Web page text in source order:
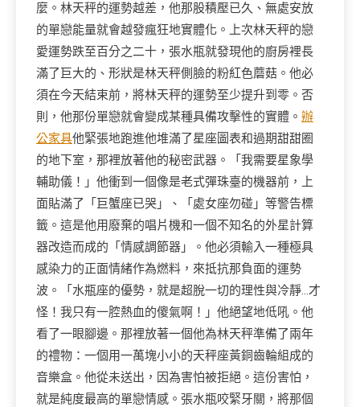
麼。林天秤的運勢越差，他那股積壓已久、無處安放
的單戀能量就會越發瘋狂地實體化。上次林天秤的戀
愛運勢跌至百分之二十，張水瓶就發現他的廚房裡長
滿了巨大的、形狀是林天秤側臉的粉紅色蘑菇。他必
須在今天結束前，將林天秤的運勢至少提升到零。否
則，他那份單戀就會變成某種具備攻擊性的實體。 辦
公家具他緊張地跑進他堆滿了星座圖表和過期甜甜圈
的地下室，那裡放著他的秘密武器。「我需要星象學
輔助儀！」他衝到一個像是老式彈珠臺的機器前，上
面貼滿了「巨蟹座已哭」、「處女座勿碰」等警告標
籤。這是他用廢棄的唱片機和一個不知名的外星計算
器改造而成的「情感調節器」。他必須輸入一種極具
感染力的正面情緒作為燃料，來抵抗那負面的運勢
波。「水瓶座的優勢，就是超脫一切的理性與冷靜…才
怪！我只有一腔熱血的傻氣啊！」他絕望地低吼。他
看了一眼腳邊。那裡放著一個他為林天秤準備了兩年
的禮物：一個用一萬塊小小的天秤座黃銅齒輪組成的
音樂盒。他從未送出，因為害怕被拒絕。這份害怕，
就是純度最高的單戀情感。張水瓶咬緊牙關，將那個